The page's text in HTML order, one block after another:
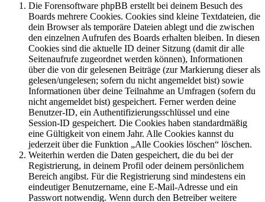
Die Forensoftware phpBB erstellt bei deinem Besuch des
Boards mehrere Cookies. Cookies sind kleine Textdateien, die
dein Browser als temporäre Dateien ablegt und die zwischen
den einzelnen Aufrufen des Boards erhalten bleiben. In diesen
Cookies sind die aktuelle ID deiner Sitzung (damit dir alle
Seitenaufrufe zugeordnet werden können), Informationen
über die von dir gelesenen Beiträge (zur Markierung dieser als
gelesen/ungelesen; sofern du nicht angemeldet bist) sowie
Informationen über deine Teilnahme an Umfragen (sofern du
nicht angemeldet bist) gespeichert. Ferner werden deine
Benutzer-ID, ein Authentifizierungsschlüssel und eine
Session-ID gespeichert. Die Cookies haben standardmäßig
eine Gültigkeit von einem Jahr. Alle Cookies kannst du
jederzeit über die Funktion „Alle Cookies löschen“ löschen.
Weiterhin werden die Daten gespeichert, die du bei der
Registrierung, in deinem Profil oder deinem persönlichem
Bereich angibst. Für die Registrierung sind mindestens ein
eindeutiger Benutzername, eine E-Mail-Adresse und ein
Passwort notwendig. Wenn durch den Betreiber weitere